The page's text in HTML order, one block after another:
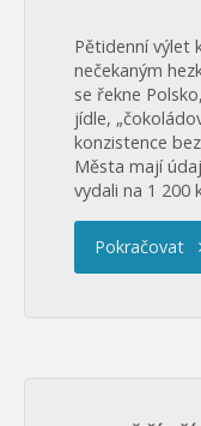
Pětidenní výlet
nečekaným
se řekne
jídle,
konzistence
Města mají
vydali na 1 200
Pokračovat